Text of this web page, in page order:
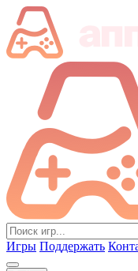
Игры Поддержать